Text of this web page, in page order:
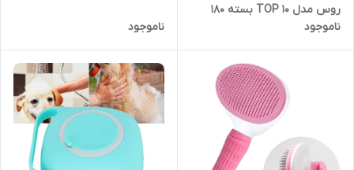
روس مدل TOP 10 بسته 180
عددی
ناموجود ناموجود